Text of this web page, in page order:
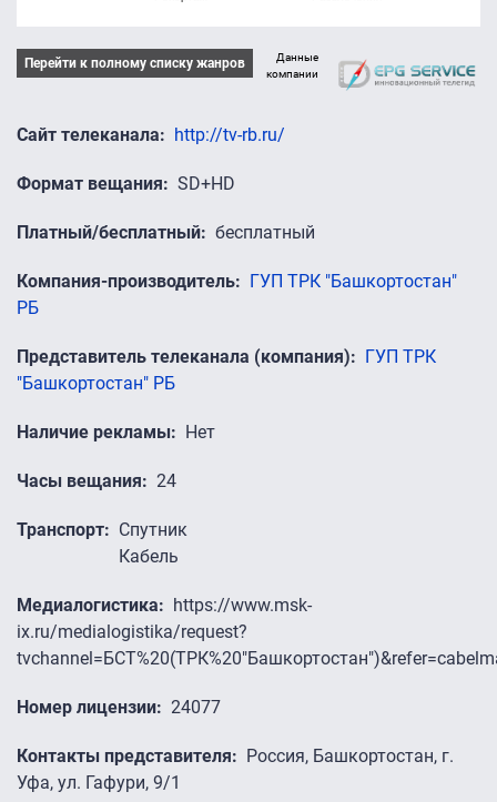
Перейти к полному списку жанров
Данные
компании
Сайт телеканала http://tv-rb.ru/
Формат вещания SD+HD
Платный/бесплатный бесплатный
Компания-производитель
ГУП ТРК "Башкортостан"
РБ
Представитель телеканала (компания)
ГУП ТРК
"Башкортостан" РБ
Наличие рекламы Нет
Часы вещания 24
Транспорт
Спутник
Кабель
Медиалогистика
https://www.msk-
ix.ru/medialogistika/request?
Номер лицензии 24077
Контакты представителя
Россия, Башкортостан, г.
Уфа, ул. Гафури, 9/1